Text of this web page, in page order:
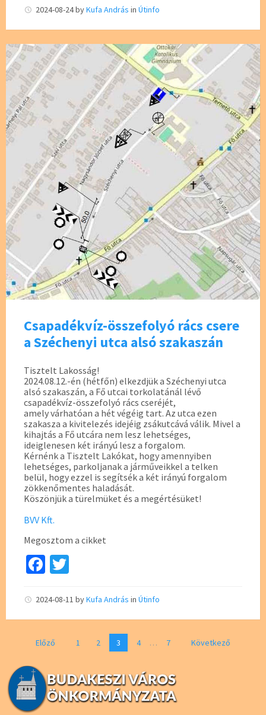
b
o
o
k
tt
er
2024-08-24byKufa András in Útinfo
Csapadékvíz-összefolyó rács csere
a Széchenyi utca alsó szakaszán
Tisztelt Lakosság!
2024.08.12.-én (hétfőn) elkezdjük a Széchenyi utca
alsó szakaszán, a Fő utcai torkolatánál lévő
csapadékvíz-összefolyó rács cseréjét,
amely várhatóan a hét végéig tart. Az utca ezen
szakasza a kivitelezés idejéig zsákutcává válik. Mivel a
kihajtás a Fő utcára nem lesz lehetséges,
ideiglenesen két irányú lesz a forgalom.
Kérnénk a Tisztelt Lakókat, hogy amennyiben
lehetséges, parkoljanak a járműveikkel a telken
belül, hogy ezzel is segítsék a két irányú forgalom
zökkenőmentes haladását.
Köszönjük a türelmüket és a megértésüket!
BVV Kft.
Megosztom a cikket
Fa
b
o
o
tt
er
2024-08-11 byKufa András in Útinfo
Bejegyzés
Előző 1 2 3 4 … 7 Következő